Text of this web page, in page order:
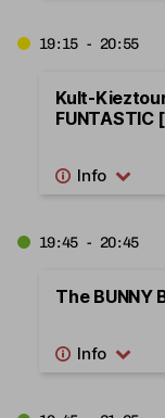
19:15 - 20:55
Kult-
19:45 - 20:45
The BUNNY